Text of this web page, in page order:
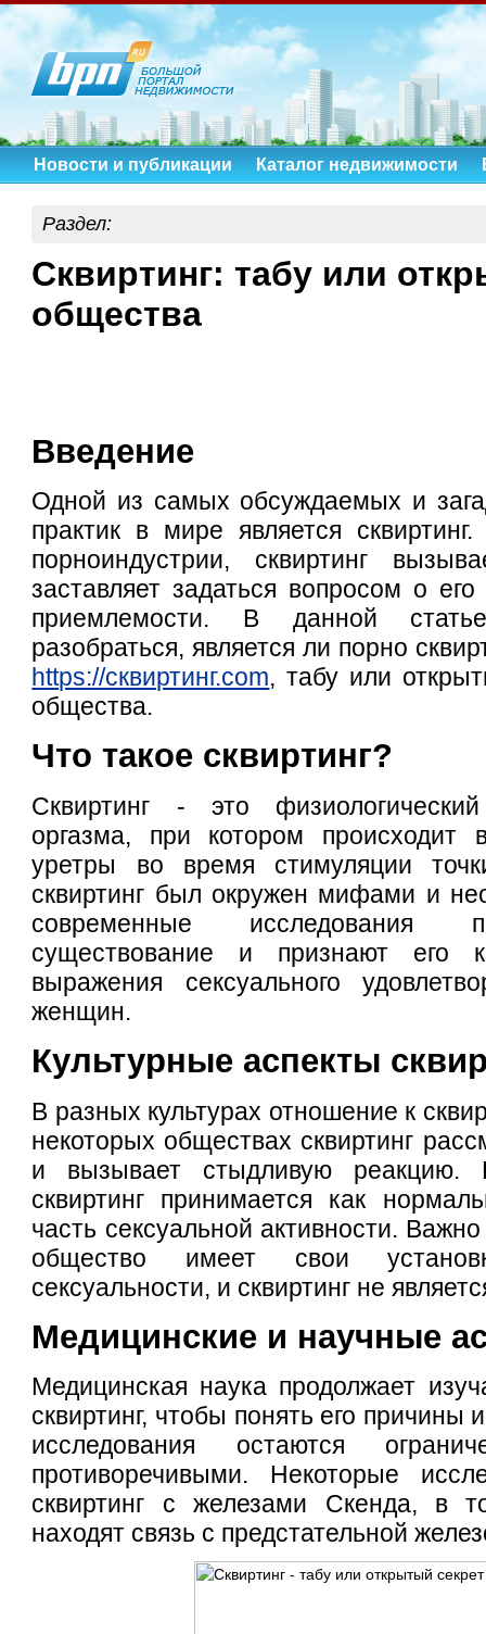
Новости и публикации Каталог недвижимости
Раздел:
Сквиртинг: табу или
общества
Введение
Одной из самых обсуждаемых и
практик в мире является
порноиндустрии, сквиртинг
заставляет задаться вопросом о
приемлемости. В данной
разобраться, является ли порно
https://сквиртинг.com, табу или
общества.
Что такое сквиртинг?
Сквиртинг - это
оргазма, при котором происходит
уретры во время стимуляции
сквиртинг был окружен мифами и
современные исследования
существование и признают
выражения сексуального
женщин.
Культурные аспекты
В разных культурах отношение к
некоторых обществах сквиртинг
и вызывает стыдливую реакцию.
сквиртинг принимается как
часть сексуальной активности.
общество имеет свои
сексуальности, и сквиртинг не
Медицинские и научные
Медицинская наука продолжает
сквиртинг, чтобы понять его
исследования остаются
противоречивыми. Некоторые
сквиртинг с железами Скенда, в
находят связь с предстательной